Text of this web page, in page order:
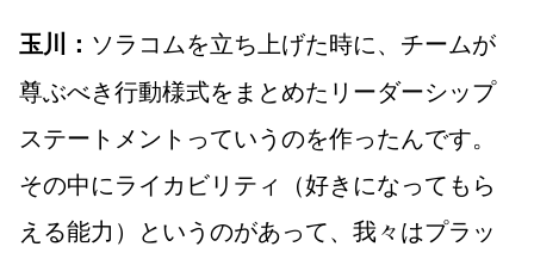
玉川： ソラコムを立ち上げた時に、チームが
尊ぶべき行動様式をまとめたリーダーシップ
ステートメントっていうのを作ったんです。
その中にライカビリティ（好きになってもら
える能力）というのがあって、我々はプラッ